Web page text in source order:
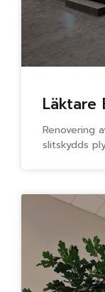
Läktare
Renovering
slitskydds